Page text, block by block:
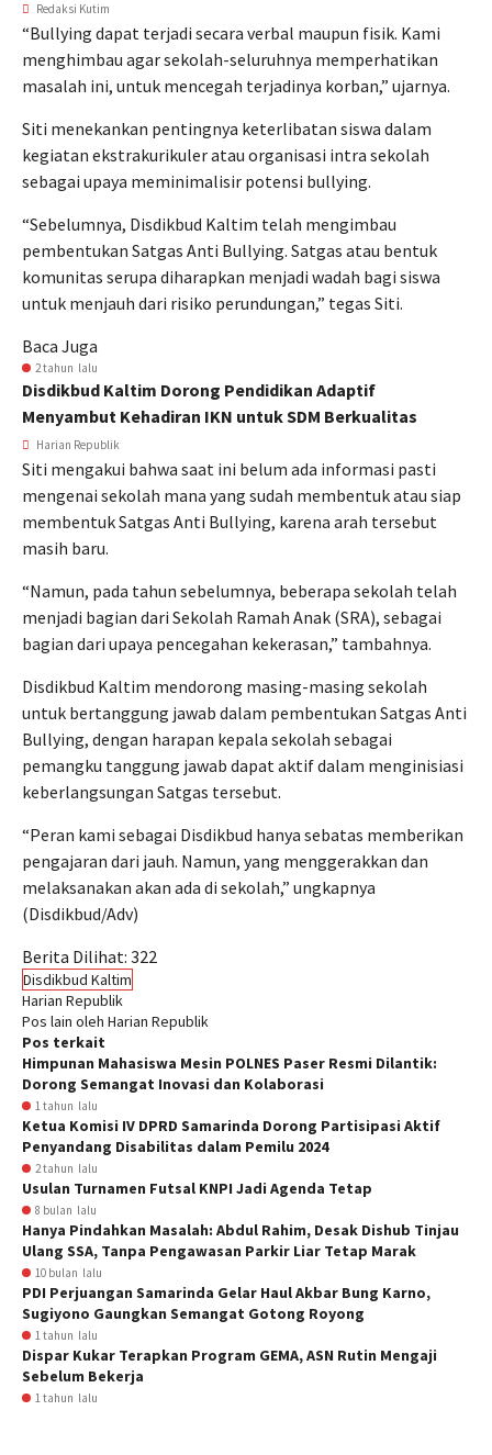
Redaksi Kutim
“Bullying dapat terjadi secara verbal maupun fisik. Kami
menghimbau agar sekolah-seluruhnya memperhatikan
masalah ini, untuk mencegah terjadinya korban,” ujarnya.
Siti menekankan pentingnya keterlibatan siswa dalam
kegiatan ekstrakurikuler atau organisasi intra sekolah
sebagai upaya meminimalisir potensi bullying.
“Sebelumnya, Disdikbud Kaltim telah mengimbau
pembentukan Satgas Anti Bullying. Satgas atau bentuk
komunitas serupa diharapkan menjadi wadah bagi siswa
untuk menjauh dari risiko perundungan,” tegas Siti.
Baca Juga
2 tahun lalu
Disdikbud Kaltim Dorong Pendidikan Adaptif
Menyambut Kehadiran IKN untuk SDM Berkualitas
Harian Republik
Siti mengakui bahwa saat ini belum ada informasi pasti
mengenai sekolah mana yang sudah membentuk atau siap
membentuk Satgas Anti Bullying, karena arah tersebut
masih baru.
“Namun, pada tahun sebelumnya, beberapa sekolah telah
menjadi bagian dari Sekolah Ramah Anak (SRA), sebagai
bagian dari upaya pencegahan kekerasan,” tambahnya.
Disdikbud Kaltim mendorong masing-masing sekolah
untuk bertanggung jawab dalam pembentukan Satgas Anti
Bullying, dengan harapan kepala sekolah sebagai
pemangku tanggung jawab dapat aktif dalam menginisiasi
keberlangsungan Satgas tersebut.
“Peran kami sebagai Disdikbud hanya sebatas memberikan
pengajaran dari jauh. Namun, yang menggerakkan dan
melaksanakan akan ada di sekolah,” ungkapnya
(Disdikbud/Adv)
Berita Dilihat: 322
Disdikbud Kaltim
Harian Republik
Pos lain oleh Harian Republik
Pos terkait
Himpunan Mahasiswa Mesin POLNES Paser Resmi Dilantik:
Dorong Semangat Inovasi dan Kolaborasi
1 tahun lalu
Ketua Komisi IV DPRD Samarinda Dorong Partisipasi Aktif
Penyandang Disabilitas dalam Pemilu 2024
2 tahun lalu
Usulan Turnamen Futsal KNPI Jadi Agenda Tetap
8 bulan lalu
Hanya Pindahkan Masalah: Abdul Rahim, Desak Dishub Tinjau
Ulang SSA, Tanpa Pengawasan Parkir Liar Tetap Marak
10 bulan lalu
PDI Perjuangan Samarinda Gelar Haul Akbar Bung Karno,
Sugiyono Gaungkan Semangat Gotong Royong
1 tahun lalu
Dispar Kukar Terapkan Program GEMA, ASN Rutin Mengaji
Sebelum Bekerja
1 tahun lalu